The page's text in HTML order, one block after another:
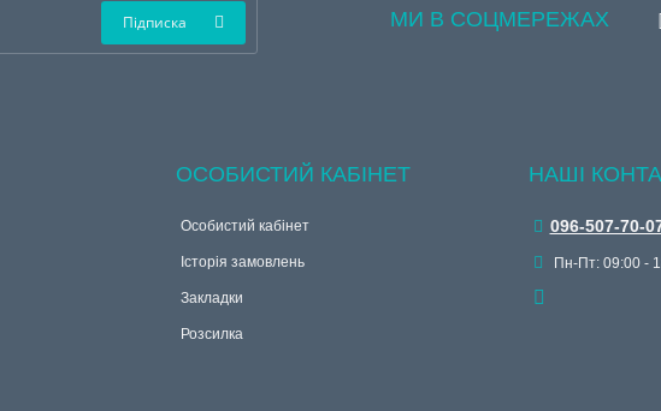
Підписка МИ В СОЦМЕРЕЖАХ
ОСОБИСТИЙ КАБІНЕТ
Особистий кабінет
Історія замовлень
Закладки
Розсилка
НАШІ
096-507-70-
Пн-Пт: 09:00 -